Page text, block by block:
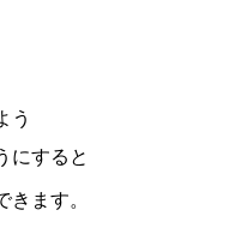
う
にすると
きます。